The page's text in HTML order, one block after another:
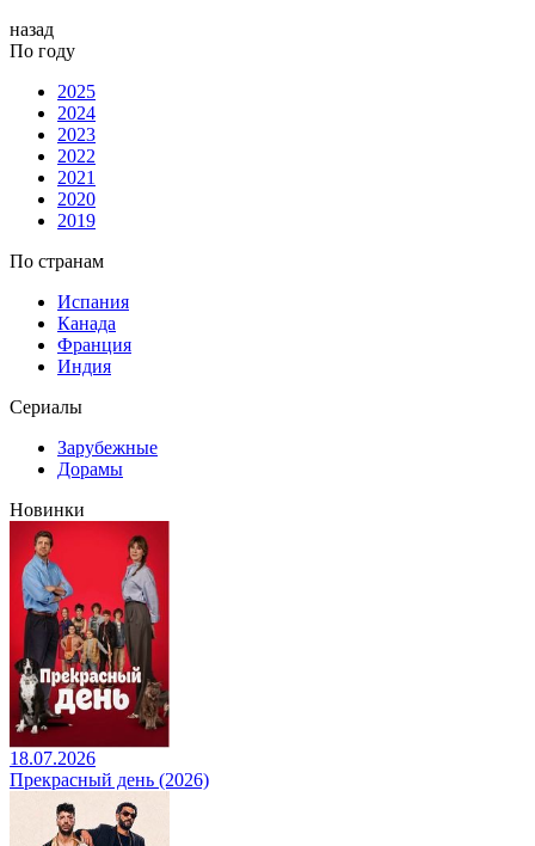
назад
По году
2025
2024
2023
2022
2021
2020
2019
По странам
Испания
Канада
Франция
Индия
Сериалы
Зарубежные
Дорамы
Новинки
18.07.2026
Прекрасный день (2026)